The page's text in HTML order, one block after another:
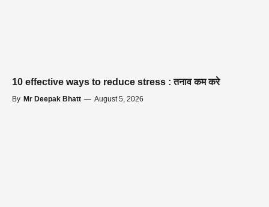
10 effective ways to reduce stress : तनाव कम करे
By Mr Deepak Bhatt — August 5, 2026